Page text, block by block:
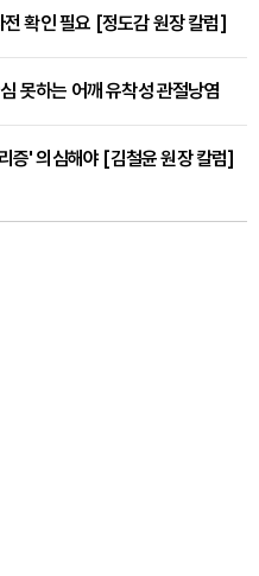
전 확인 필요 [정도감 원장 칼럼]
못하는 어깨 유착성 관절낭염
증' 의심해야 [김철윤 원장 칼럼]